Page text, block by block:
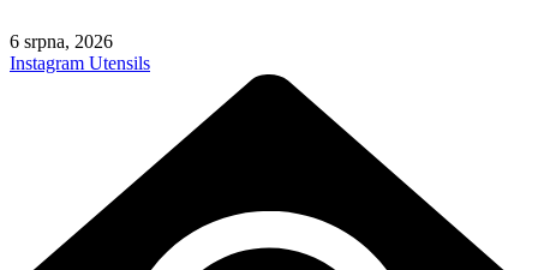
to
content
6 srpna, 2026
Instagram Utensils